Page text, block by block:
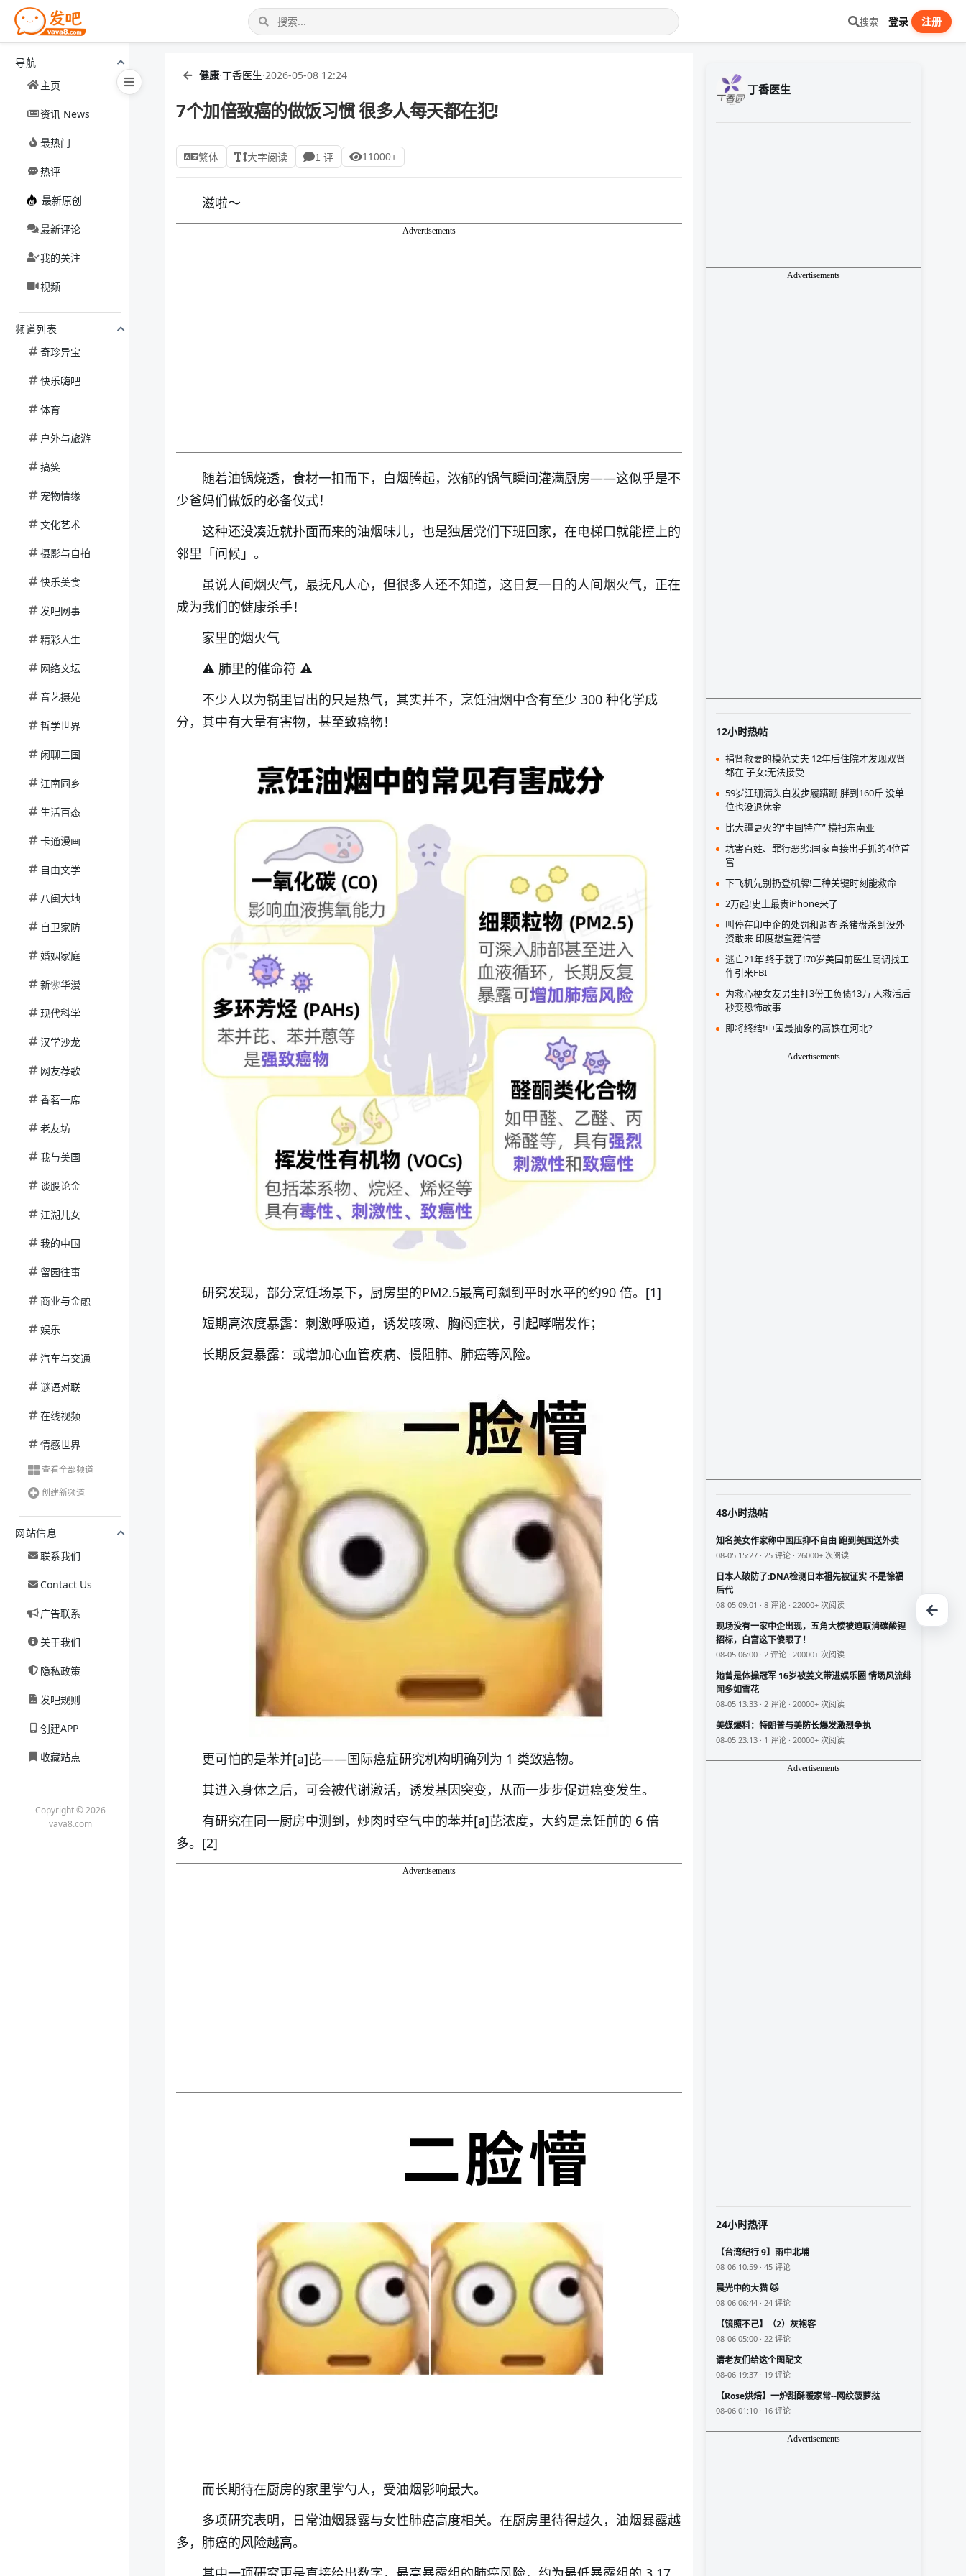
搜索 登录 注册
导航
主页
资讯 News
最热门
热评
最新原创
最新评论
我的关注
视频
频道列表
奇珍异宝
快乐嗨吧
体育
户外与旅游
搞笑
宠物情缘
文化艺术
摄影与自拍
快乐美食
发吧网事
精彩人生
网络文坛
音艺摄苑
哲学世界
闲聊三国
江南同乡
生活百态
卡通漫画
自由文学
八闽大地
自卫家防
婚姻家庭
新❀华漫
现代科学
汉学沙龙
网友荐歌
香茗一席
老友坊
我与美国
谈股论金
江湖儿女
我的中国
留园往事
商业与金融
娱乐
汽车与交通
谜语对联
在线视频
情感世界
查看全部频道
创建新频道
网站信息
联系我们
Contact Us
广告联系
关于我们
隐私政策
发吧规则
创建APP
收藏站点
Copyright © 2026
vava8.com
健康·丁香医生·2026-05-08 12:24
7个加倍致癌的做饭习惯 很多人每天都在犯!
繁体 大字阅读 1 评 11000+
滋啦～
Advertisements
随着油锅烧透，食材一扣而下，白烟腾起，浓郁的锅气瞬间灌满厨房——这似乎是不
少爸妈们做饭的必备仪式！
这种还没凑近就扑面而来的油烟味儿，也是独居党们下班回家，在电梯口就能撞上的
邻里「问候」。
虽说人间烟火气，最抚凡人心，但很多人还不知道，这日复一日的人间烟火气，正在
成为我们的健康杀手！
家里的烟火气
⚠️ 肺里的催命符 ⚠️
不少人以为锅里冒出的只是热气，其实并不，烹饪油烟中含有至少 300 种化学成
分，其中有大量有害物，甚至致癌物！
研究发现，部分烹饪场景下，厨房里的PM2.5最高可飙到平时水平的约90 倍。[1]
短期高浓度暴露：刺激呼吸道，诱发咳嗽、胸闷症状，引起哮喘发作；
长期反复暴露：或增加心血管疾病、慢阻肺、肺癌等风险。
更可怕的是苯并[a]芘——国际癌症研究机构明确列为 1 类致癌物。
其进入身体之后，可会被代谢激活，诱发基因突变，从而一步步促进癌变发生。
有研究在同一厨房中测到，炒肉时空气中的苯并[a]芘浓度，大约是烹饪前的 6 倍
多。[2]
Advertisements
而长期待在厨房的家里掌勺人，受油烟影响最大。
多项研究表明，日常油烟暴露与女性肺癌高度相关。在厨房里待得越久，油烟暴露越
多，肺癌的风险越高。
丁香医生
Advertisements
12小时热帖
捐肾救妻的模范丈夫 12年后住院才发现双肾
都在 子女:无法接受
59岁江珊满头白发步履蹒跚 胖到160斤 没单
位也没退休金
比大疆更火的“中国特产” 横扫东南亚
坑害百姓、罪行恶劣:国家直接出手抓的4位首
富
下飞机先别扔登机牌!三种关键时刻能救命
2万起!史上最贵iPhone来了
叫停在印中企的处罚和调查 杀猪盘杀到没外
资敢来 印度想重建信誉
逃亡21年 终于栽了!70岁美国前医生高调找工
作引来FBI
为救心梗女友男生打3份工负债13万 人救活后
秒变恐怖故事
即将终结!中国最抽象的高铁在河北?
Advertisements
48小时热帖
知名美女作家称中国压抑不自由 跑到美国送外卖
08-05 15:27 · 25 评论 · 26000+ 次阅读
日本人破防了:DNA检测日本祖先被证实 不是徐福
后代
08-05 09:01 · 8 评论 · 22000+ 次阅读
现场没有一家中企出现，五角大楼被迫取消碳酸锂
招标，白宫这下傻眼了！
08-05 06:00 · 2 评论 · 20000+ 次阅读
她曾是体操冠军 16岁被姜文带进娱乐圈 情场风流绯
闻多如雪花
08-05 13:33 · 2 评论 · 20000+ 次阅读
美媒爆料：特朗普与美防长爆发激烈争执
08-05 23:13 · 1 评论 · 20000+ 次阅读
Advertisements
24小时热评
【台湾纪行 9】雨中北埔
08-06 10:59 · 45 评论
晨光中的大猫 🐱
08-06 06:44 · 24 评论
【镜照不己】（2）灰袍客
08-06 05:00 · 22 评论
请老友们给这个图配文
08-06 19:37 · 19 评论
【Rose烘焙】一炉甜酥暖家常--网纹菠萝挞
08-06 01:10 · 16 评论
Advertisements